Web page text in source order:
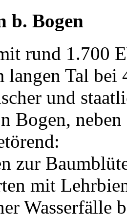
b. Bogen
rund 1.700
langen Tal bei
und
Bogen,
zur
mit
Wasserfälle